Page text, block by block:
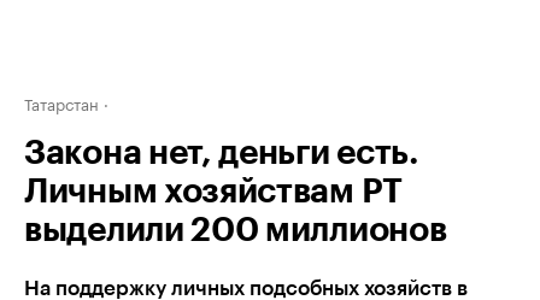
Татарстан
Закона нет, деньги есть.
Личным хозяйствам РТ
выделили 200 миллионов
На поддержку личных подсобных хозяйств в